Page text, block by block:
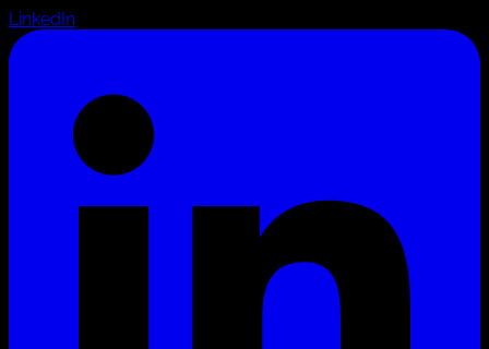
LinkedIn